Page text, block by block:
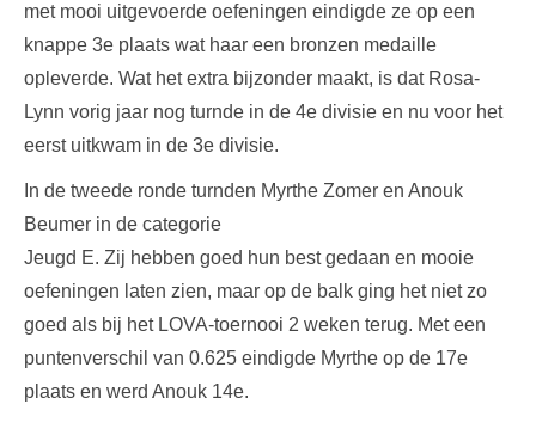
met mooi uitgevoerde oefeningen eindigde ze op een
knappe 3e plaats wat haar een bronzen medaille
opleverde. Wat het extra bijzonder maakt, is dat Rosa-
Lynn vorig jaar nog turnde in de 4e divisie en nu voor het
eerst uitkwam in de 3e divisie.
In de tweede ronde turnden Myrthe Zomer en Anouk
Beumer in de categorie
Jeugd E. Zij hebben goed hun best gedaan en mooie
oefeningen laten zien, maar op de balk ging het niet zo
goed als bij het LOVA-toernooi 2 weken terug. Met een
puntenverschil van 0.625 eindigde Myrthe op de 17e
plaats en werd Anouk 14e.